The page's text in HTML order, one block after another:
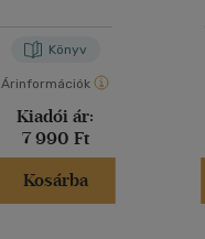
Könyv
Árinformációk
Kiadói ár:
7 990 Ft
Kosárba